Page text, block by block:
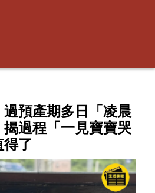
過預產期多日「凌晨
過程「一見寶寶哭
得了